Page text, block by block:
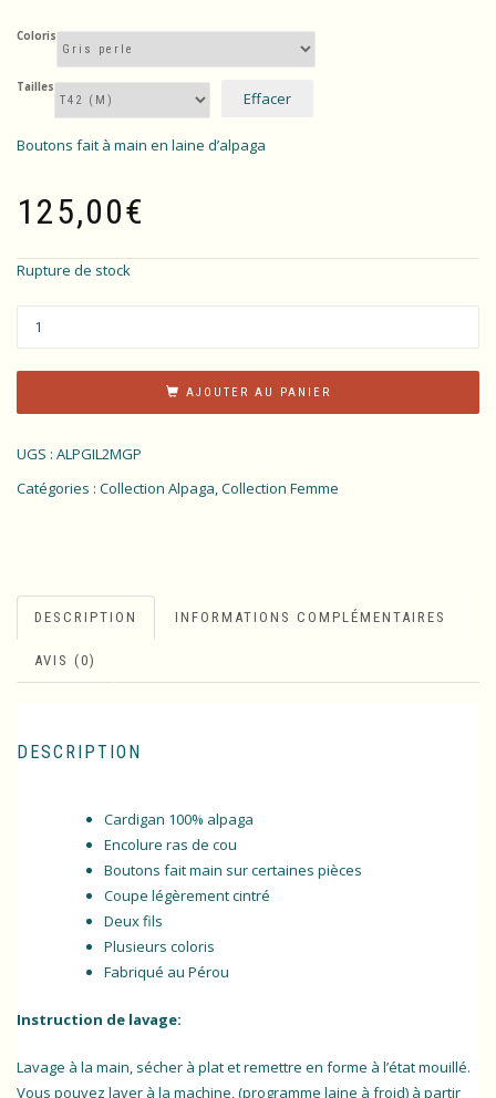
Coloris
Tailles
Effacer
Boutons fait à main en laine d’alpaga
125,00€
Rupture de stock
AJOUTER AU PANIER
UGS : ALPGIL2MGP
Catégories : Collection Alpaga Collection Femme
DESCRIPTION INFORMATIONS COMPLÉMENTAIRES
AVIS (0)
DESCRIPTION
Cardigan 100% alpaga
Encolure ras de cou
Boutons fait main sur certaines pièces
Coupe légèrement cintré
Deux fils
Plusieurs coloris
Fabriqué au Pérou
Instruction de lavage:
Lavage à la main, sécher à plat et remettre en forme à l’état mouillé.
Vous pouvez laver à la machine, (programme laine à froid) à partir